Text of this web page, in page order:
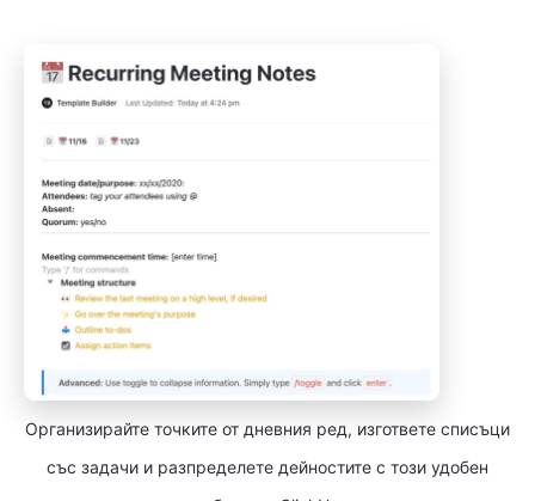
Организирайте точките от дневния ред, изгответе списъци
със задачи и разпределете дейностите с този удобен